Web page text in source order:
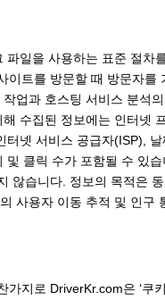
파일을 사용하는 표준 절차
이트를 방문할 때 방문자를
업과 호스팅 서비스 분석
수집된 정보에는 인터넷
터넷 서비스 공급자(ISP),
및 클릭 수가 포함될 수 있
않습니다. 정보의 목적은
사용자 이동 추적 및 인구
가지로 DriverKr.com은 ‘쿠